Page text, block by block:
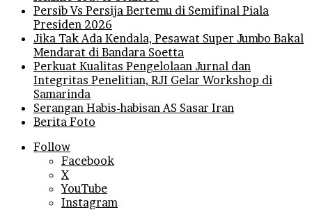
Persib Vs Persija Bertemu di Semifinal Piala
Presiden 2026
Jika Tak Ada Kendala, Pesawat Super Jumbo Bakal
Mendarat di Bandara Soetta
Perkuat Kualitas Pengelolaan Jurnal dan
Integritas Penelitian, RJI Gelar Workshop di
Samarinda
Serangan Habis-habisan AS Sasar Iran
Berita Foto
Follow
Facebook
X
YouTube
Instagram